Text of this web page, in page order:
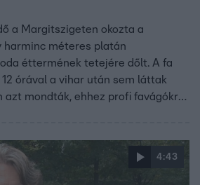
a Margitszigeten okozta a
harminc méteres platán
éttermének tetejére dőlt. A fa
órával a vihar után sem láttak
azt mondták, ehhez profi favágókra
4:43